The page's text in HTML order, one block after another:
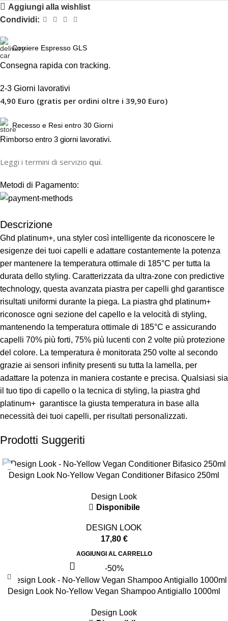
Aggiungi alla wishlist
Condividi:
Corriere Espresso GLS
Consegna rapida con tracking.
2-3 Giorni lavorativi
4,90 Euro (gratis per ordini oltre i 39,90 Euro)
Recesso e Resi entro 30 Giorni
Rimborso entro 3 giorni lavorativi.
Leggi i termini di servizio qui.
Metodi di Pagamento:
Descrizione
Ghd platinum+, una styler così intelligente da riconoscere le
esigenze dei tuoi capelli e adattare costantemente la potenza
per mantenere la temperatura ottimale di 185°C per tutta la
durata dello styling. Caratterizzata da ultra-zone con predictive
technology, questa avanzata piastra per capelli ghd garantisce
risultati uniformi durante la piega. La piastra ghd platinum+
riconosce ogni sezione del capello e la velocità di styling,
mantenendo la temperatura ottimale di 185°C e assicurando
capelli 70% più forti, 75% più lucenti con 2 volte più protezione
del colore. La temperatura è monitorata 250 volte al secondo
grazie ai sensori infinity presenti su tutta la lamella, per
adattare la potenza in maniera costante e precisa. Qualsiasi sia
il tuo tipo di capello o la tecnica di styling, la piastra ghd
platinum+ garantisce la giusta temperatura in base alla
necessità dei tuoi capelli, per risultati personalizzati.
Prodotti Suggeriti
Design Look No-Yellow Vegan Conditioner Bifasico 250ml
Design Look
Disponibile
DESIGN LOOK
17,80 €
AGGIUNGI AL CARRELLO
-50%
Design Look No-Yellow Vegan Shampoo Antigiallo 1000ml
Design Look